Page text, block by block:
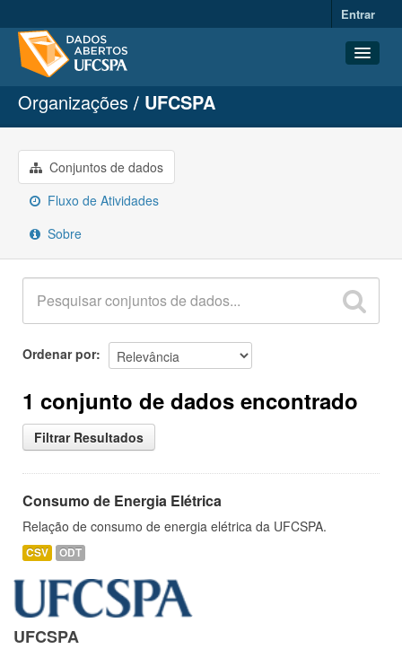
Entrar
Conjuntos de dados
Organizações
Grupos
Sobre
Organizações UFCSPA
Conjuntos de dados
Fluxo de Atividades
Sobre
Ordenar por
1 conjunto de dados encontrado
Filtrar Resultados
Consumo de Energia Elétrica
Relação de consumo de energia elétrica da UFCSPA.
CSV ODT
UFCSPA